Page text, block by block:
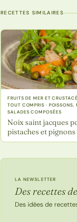
RECETTES SIMILAIRES
FRUITS DE MER ET
TOUT COMPRIS · POISSONS,
SALADES COMPOSÉES
Noix saint jacques
pistaches et
LA NEWSLETTER
Des recettes
Des idées de